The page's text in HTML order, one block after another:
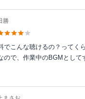
勝
でこんな聴けるの？ってく
ので、作業中のBGMとして